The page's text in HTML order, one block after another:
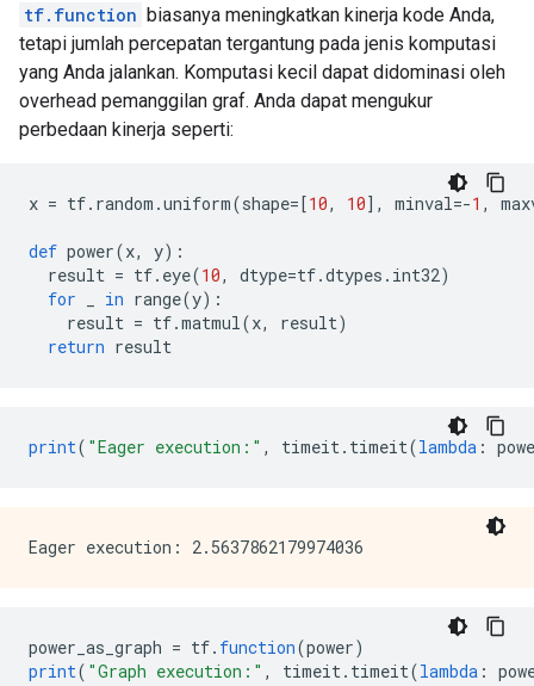
      name: "cond/Identity"
      op: "Identity"
      input: "cond/Const:output:0"
      attr {
        key: "T"
        value {
      }
    node_def {
      name: "cond/Identity_1"
      op: "Identity"
      input: "cond_identity_1_x"
      attr {
        }
      key: "cond_identity"
      value: "cond/Identity:output:0"
      key: "cond_identity_1"
      value: "cond/Identity_1:output:0"
tf.function biasanya meningkatkan kinerja kode Anda,
tetapi jumlah percepatan tergantung pada jenis komputasi
yang Anda jalankan. Komputasi kecil dapat didominasi oleh
overhead pemanggilan graf. Anda dapat mengukur
perbedaan kinerja seperti:
x = tf. random .uniform(shape=[10, 10], minval=-1 ,
def power(x, y):
result = tf. eye(10, dtype=tf.dtypes . int32)
for
in range(y):
result = tf.matmul(x, result)
return result
print( "Eager execution:" , timeit. timeit(lambda :
power_as_graph = tf. function(power)
print( "Graph execution:" , timeit. timeit(lambda :